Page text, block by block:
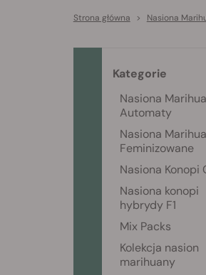
Strona główna > Nasiona
Kategorie
Nasiona
Automaty
Nasiona
Feminizowane
Nasiona Konopi
Nasiona konopi
hybrydy F1
Mix Packs
Kolekcja nasion
marihuany